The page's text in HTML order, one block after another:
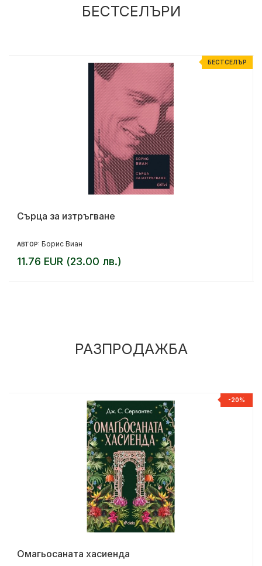
БЕСТСЕЛЪРИ
БЕСТСЕЛЪР
Сърца за изтръгване
АВТОР: Борис Виан
11.76 EUR (23.00 лв.)
РАЗПРОДАЖБА
-20%
Омагьосаната хасиенда